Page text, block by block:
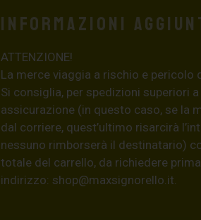
Informazioni
ATTENZIONE!
La merce viaggia a rischio e pericolo
Si consiglia, per spedizioni superiori
assicurazione (in questo caso, se la
dal corriere, quest’ultimo risarcirà
nessuno rimborserà il destinatario)
totale del carrello, da richiedere
indirizzo: shop@maxsignorello.it.